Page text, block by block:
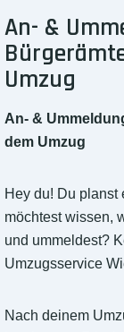
An- &
Umzug
An- &
dem Umzug
Hey du! Du planst
möchtest wissen,
und ummeldest?
Umzugsservice
Nach deinem